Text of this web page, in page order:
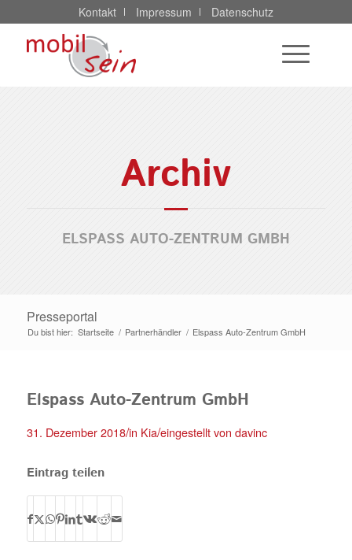
Kontakt Impressum Datenschutz
Archiv
ELSPASS AUTO-ZENTRUM GMBH
Presseportal
Du bist hier: Startseite / Partnerhändler / Elspass Auto-Zentrum GmbH
Elspass Auto-Zentrum GmbH
31. Dezember 2018/in Kia/eingestellt von davinc
Eintrag teilen